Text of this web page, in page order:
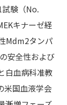
験（No.
キナーゼ経
Mdm2タンパ
安全性および
白血病科准教
米国血液学会